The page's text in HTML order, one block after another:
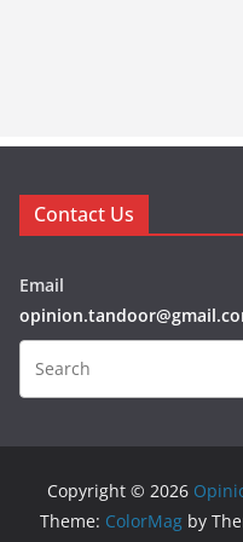
Contact Us
Email
Copyright © 2026
Theme: ColorMag by